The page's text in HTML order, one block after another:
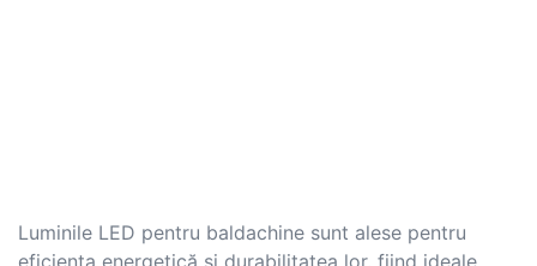
Luminile LED pentru baldachine sunt alese pentru
eficiența energetică și durabilitatea lor, fiind ideale